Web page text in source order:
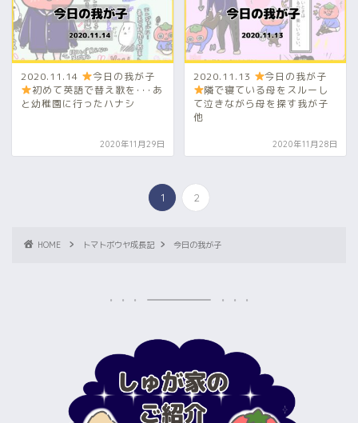
2020.11.14
今日の我が子
初めて英語で替え歌を･･･あ
と幼稚園に行ったハナシ
2020年11月29日
2020.11.13
今日の我が子
隣で寝ている母をスルーし
て泣きながら母を探す我が子
他
2020年11月28日
1 2
HOME トマトボウヤ成長記 今日の我が子